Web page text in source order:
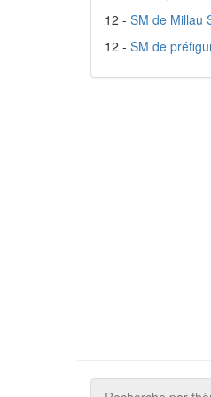
12 - SM de Millau
12 - SM de